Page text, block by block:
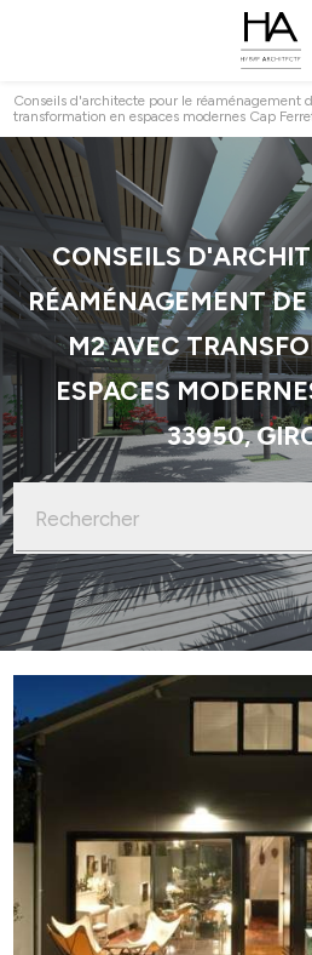
Conseils d'architecte pour le réaménagement
transformation en espaces modernes Cap
CONSEILS
RÉAMÉNAGEMENT
M2 AVEC
ESPACES
33950,
Rechercher
Panneau de gestion des cookies